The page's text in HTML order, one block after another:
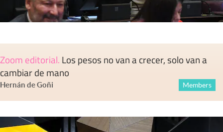
Zoom editorial. Los pesos no van a crecer, solo van a
cambiar de mano
Hernán de Goñi Members